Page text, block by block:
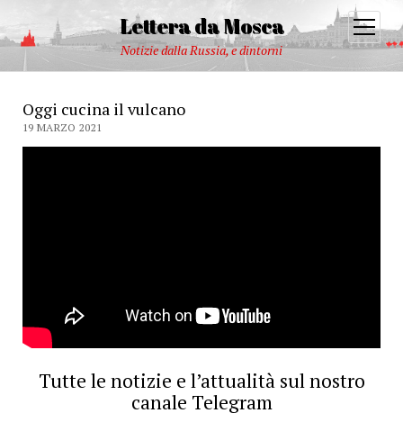
Lettera da Mosca
Notizie dalla Russia, e dintorni
open
menu
Oggi cucina il vulcano
19 MARZO 2021
Tutte le notizie e l’attualità sul nostro
canale Telegram